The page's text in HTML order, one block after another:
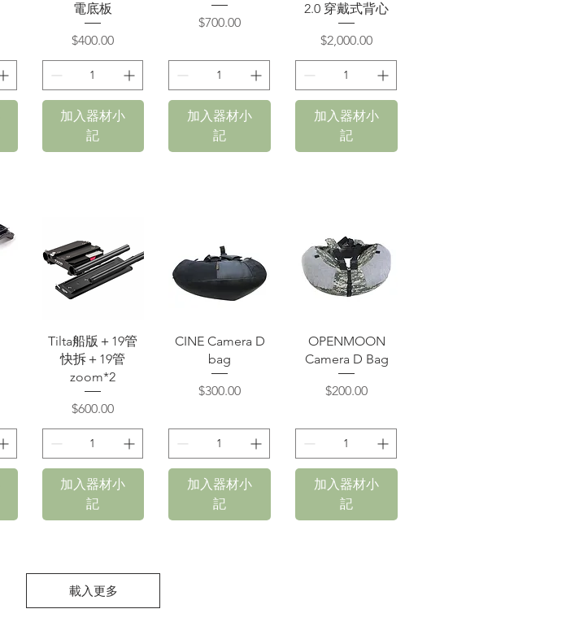
電底板
價格
$400.00
加入器材小
記
價格
$700.00
加入器材小
記
2.0 穿戴式背心
價格
$2,000.00
加入器材小
記
快速瀏覽
Tilta船版＋19管
快拆＋19管
zoom*2
價格
$600.00
加入器材小
記
快速瀏覽
CINE Camera D
bag
價格
$300.00
加入器材小
記
快速瀏覽
OPENMOON
Camera D Bag
價格
$200.00
加入器材小
記
載入更多